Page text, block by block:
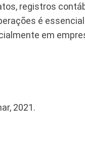
registros
é
em
2021.